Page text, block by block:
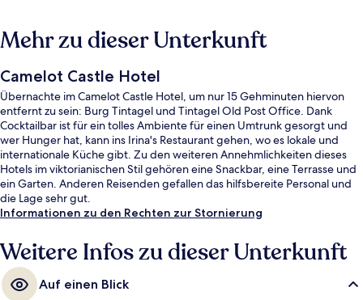
Mehr zu dieser Unterkunft
Camelot Castle Hotel
Übernachte im Camelot Castle Hotel, um nur 15 Gehminuten hiervon
entfernt zu sein: Burg Tintagel und Tintagel Old Post Office. Dank
Cocktailbar ist für ein tolles Ambiente für einen Umtrunk gesorgt und
wer Hunger hat, kann ins Irina's Restaurant gehen, wo es lokale und
internationale Küche gibt. Zu den weiteren Annehmlichkeiten dieses
Hotels im viktorianischen Stil gehören eine Snackbar, eine Terrasse und
ein Garten. Anderen Reisenden gefallen das hilfsbereite Personal und
die Lage sehr gut.
Informationen zu den Rechten zur Stornierung
Weitere Infos zu dieser Unterkunft
Auf einen Blick